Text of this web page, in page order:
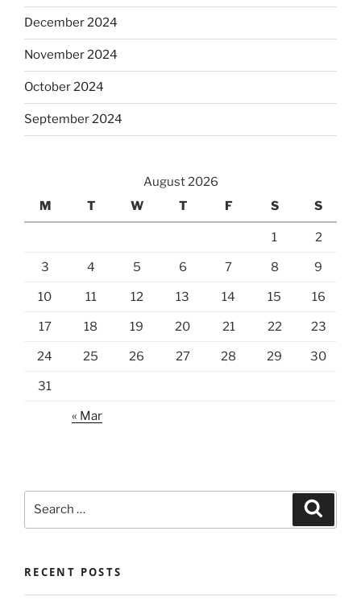
December 2024
November 2024
October 2024
September 2024
August 2026
M
T W T F S S
1 2
3 4 5 6 7 8 9
10 11 12 13 14 15 16
17 18 19 20 21 22 23
24 25 26 27 28 29 30
31
« Mar
RECENT POSTS